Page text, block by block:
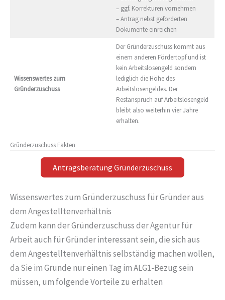
– ggf. Korrekturen vornehmen
– Antrag nebst geforderten
Dokumente einreichen
Wissenswertes zum
Gründerzuschuss
Der Gründerzuschuss kommt aus
einem anderen Fördertopf und ist
kein Arbeitslosengeld sondern
lediglich die Höhe des
Arbeitslosengeldes. Der
Restanspruch auf Arbeitslosengeld
bleibt also weiterhin vier Jahre
erhalten.
Gründerzuschuss Fakten
Antragsberatung Gründerzuschuss
Wissenswertes zum Gründerzuschuss für Gründer aus
dem Angestelltenverhältnis
Zudem kann der Gründerzuschuss der Agentur für
Arbeit auch für Gründer interessant sein, die sich aus
dem Angestelltenverhältnis selbständig machen wollen,
da Sie im Grunde nur einen Tag im ALG1-Bezug sein
müssen, um folgende Vorteile zu erhalten